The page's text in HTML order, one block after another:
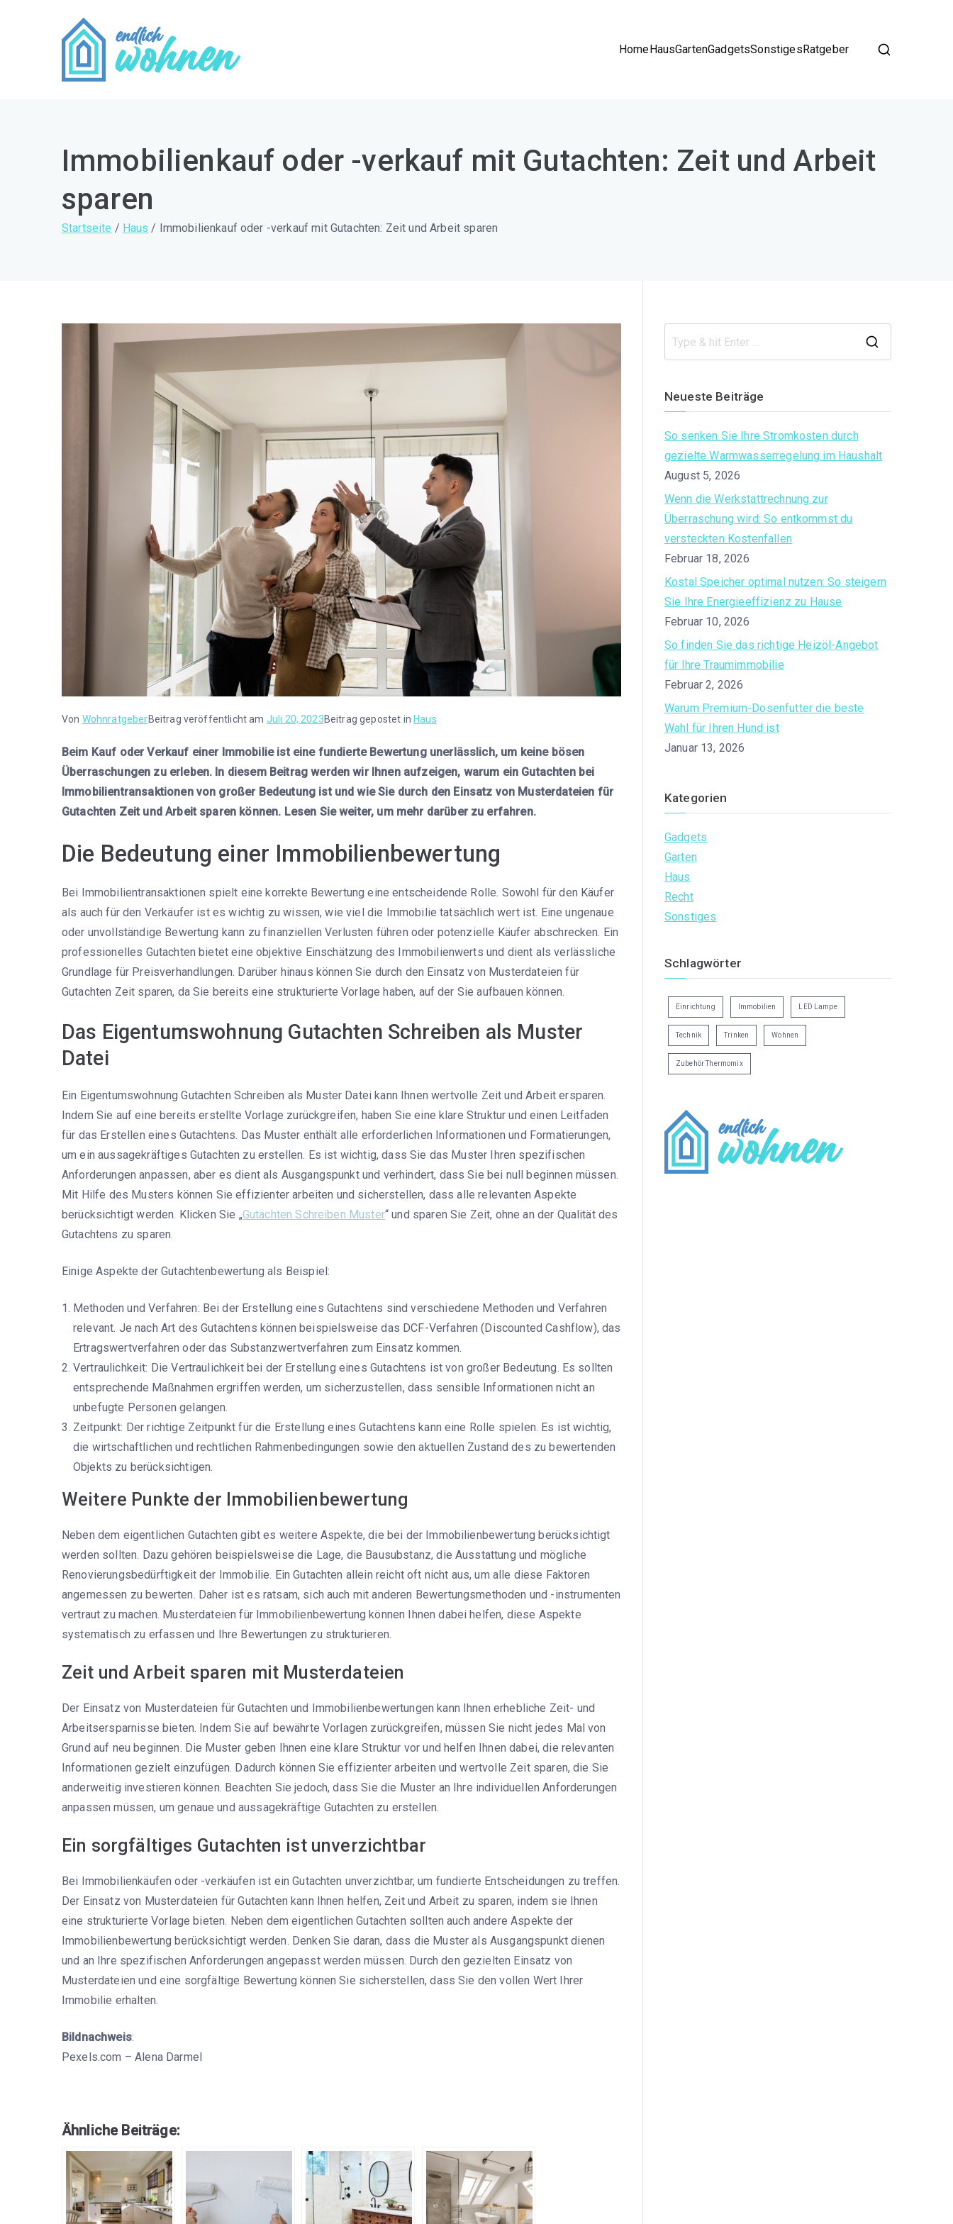
HomeHausGartenGadgetsSonstigesRatgeber
Immobilienkauf oder -verkauf mit Gutachten: Zeit und Arbeit
sparen
Startseite Haus Immobilienkauf oder -verkauf mit Gutachten: Zeit und Arbeit sparen
Von WohnratgeberBeitrag veröffentlicht am Juli 20, 2023Beitrag gepostet in Haus
Beim Kauf oder Verkauf einer Immobilie ist eine fundierte Bewertung unerlässlich, um keine bösen
Überraschungen zu erleben. In diesem Beitrag werden wir Ihnen aufzeigen, warum ein Gutachten bei
Immobilientransaktionen von großer Bedeutung ist und wie Sie durch den Einsatz von Musterdateien für
Gutachten Zeit und Arbeit sparen können. Lesen Sie weiter, um mehr darüber zu erfahren.
Die Bedeutung einer Immobilienbewertung
Bei Immobilientransaktionen spielt eine korrekte Bewertung eine entscheidende Rolle. Sowohl für den Käufer
als auch für den Verkäufer ist es wichtig zu wissen, wie viel die Immobilie tatsächlich wert ist. Eine ungenaue
oder unvollständige Bewertung kann zu finanziellen Verlusten führen oder potenzielle Käufer abschrecken. Ein
professionelles Gutachten bietet eine objektive Einschätzung des Immobilienwerts und dient als verlässliche
Grundlage für Preisverhandlungen. Darüber hinaus können Sie durch den Einsatz von Musterdateien für
Gutachten Zeit sparen, da Sie bereits eine strukturierte Vorlage haben, auf der Sie aufbauen können.
Das Eigentumswohnung Gutachten Schreiben als Muster
Datei
Ein Eigentumswohnung Gutachten Schreiben als Muster Datei kann Ihnen wertvolle Zeit und Arbeit ersparen.
Indem Sie auf eine bereits erstellte Vorlage zurückgreifen, haben Sie eine klare Struktur und einen Leitfaden
für das Erstellen eines Gutachtens. Das Muster enthält alle erforderlichen Informationen und Formatierungen,
um ein aussagekräftiges Gutachten zu erstellen. Es ist wichtig, dass Sie das Muster Ihren spezifischen
Anforderungen anpassen, aber es dient als Ausgangspunkt und verhindert, dass Sie bei null beginnen müssen.
Mit Hilfe des Musters können Sie effizienter arbeiten und sicherstellen, dass alle relevanten Aspekte
berücksichtigt werden. Klicken Sie „Gutachten Schreiben Muster“ und sparen Sie Zeit, ohne an der Qualität des
Gutachtens zu sparen.
Einige Aspekte der Gutachtenbewertung als Beispiel:
Methoden und Verfahren: Bei der Erstellung eines Gutachtens sind verschiedene Methoden und Verfahren
relevant. Je nach Art des Gutachtens können beispielsweise das DCF-Verfahren (Discounted Cashflow), das
Ertragswertverfahren oder das Substanzwertverfahren zum Einsatz kommen.
Vertraulichkeit: Die Vertraulichkeit bei der Erstellung eines Gutachtens ist von großer Bedeutung. Es sollten
entsprechende Maßnahmen ergriffen werden, um sicherzustellen, dass sensible Informationen nicht an
unbefugte Personen gelangen.
Zeitpunkt: Der richtige Zeitpunkt für die Erstellung eines Gutachtens kann eine Rolle spielen. Es ist wichtig,
die wirtschaftlichen und rechtlichen Rahmenbedingungen sowie den aktuellen Zustand des zu bewertenden
Objekts zu berücksichtigen.
Weitere Punkte der Immobilienbewertung
Neben dem eigentlichen Gutachten gibt es weitere Aspekte, die bei der Immobilienbewertung berücksichtigt
werden sollten. Dazu gehören beispielsweise die Lage, die Bausubstanz, die Ausstattung und mögliche
Renovierungsbedürftigkeit der Immobilie. Ein Gutachten allein reicht oft nicht aus, um alle diese Faktoren
angemessen zu bewerten. Daher ist es ratsam, sich auch mit anderen Bewertungsmethoden und -instrumenten
vertraut zu machen. Musterdateien für Immobilienbewertung können Ihnen dabei helfen, diese Aspekte
systematisch zu erfassen und Ihre Bewertungen zu strukturieren.
Zeit und Arbeit sparen mit Musterdateien
Der Einsatz von Musterdateien für Gutachten und Immobilienbewertungen kann Ihnen erhebliche Zeit- und
Arbeitsersparnisse bieten. Indem Sie auf bewährte Vorlagen zurückgreifen, müssen Sie nicht jedes Mal von
Grund auf neu beginnen. Die Muster geben Ihnen eine klare Struktur vor und helfen Ihnen dabei, die relevanten
Informationen gezielt einzufügen. Dadurch können Sie effizienter arbeiten und wertvolle Zeit sparen, die Sie
anderweitig investieren können. Beachten Sie jedoch, dass Sie die Muster an Ihre individuellen Anforderungen
anpassen müssen, um genaue und aussagekräftige Gutachten zu erstellen.
Ein sorgfältiges Gutachten ist unverzichtbar
Bei Immobilienkäufen oder -verkäufen ist ein Gutachten unverzichtbar, um fundierte Entscheidungen zu treffen.
Der Einsatz von Musterdateien für Gutachten kann Ihnen helfen, Zeit und Arbeit zu sparen, indem sie Ihnen
eine strukturierte Vorlage bieten. Neben dem eigentlichen Gutachten sollten auch andere Aspekte der
Immobilienbewertung berücksichtigt werden. Denken Sie daran, dass die Muster als Ausgangspunkt dienen
und an Ihre spezifischen Anforderungen angepasst werden müssen. Durch den gezielten Einsatz von
Musterdateien und eine sorgfältige Bewertung können Sie sicherstellen, dass Sie den vollen Wert Ihrer
Immobilie erhalten.
Bildnachweis:
Pexels.com – Alena Darmel
Ähnliche Beiträge:
r
Neueste Beiträge
So senken Sie Ihre Stromkosten durch
gezielte Warmwasserregelung im Haushalt
August 5, 2026
Wenn die Werkstattrechnung zur
Überraschung wird: So entkommst du
versteckten Kostenfallen
Februar 18, 2026
Kostal Speicher optimal nutzen: So steigern
Sie Ihre Energieeffizienz zu Hause
Februar 10, 2026
So finden Sie das richtige Heizöl-Angebot
für Ihre Traumimmobilie
Februar 2, 2026
Warum Premium-Dosenfutter die beste
Wahl für Ihren Hund ist
Januar 13, 2026
Kategorien
Gadgets
Garten
Haus
Recht
Sonstiges
Schlagwörter
Einrichtung Immobilien LED Lampe
Technik Trinken Wohnen
Zubehör Thermomix